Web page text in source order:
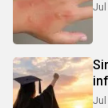
Jul
Jul